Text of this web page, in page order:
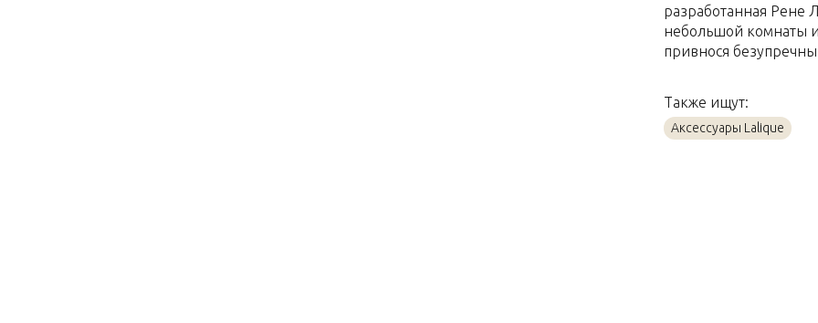
разработанная Рене
небольшой комнаты
привнося
Также ищут:
Аксессуары Lalique